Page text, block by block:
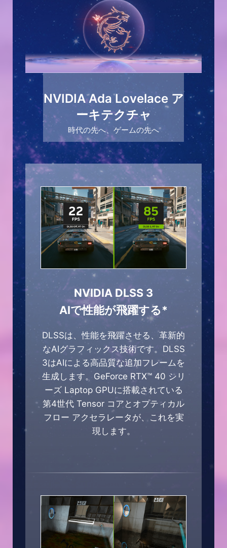
NVIDIA Ada Lovelace ア
ーキテクチャ
時代の先へ、ゲームの先へ
NVIDIA DLSS 3
AIで性能が飛躍する*
DLSSは、性能を飛躍させる、革新的
なAIグラフィックス技術です。DLSS
3はAIによる高品質な追加フレームを
生成します。GeForce RTX™ 40 シリ
ーズ Laptop GPUに搭載されている
第4世代 Tensor コアとオプティカル
フロー アクセラレータが、これを実
現します。